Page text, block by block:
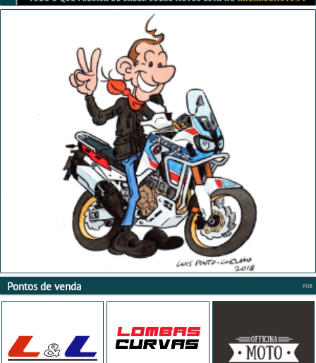
Pontos de venda